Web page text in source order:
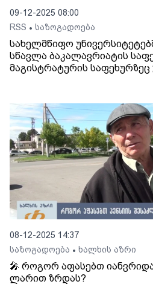
09-12-2025 08:00
RSS • საზოგადოება
სახელმწიფო
სწავლა ბაკალავრიატის
მაგისტრატურის საფეხურზეც
08-12-2025 14:37
საზოგადოება • ხალხის აზრი
🎤 როგორ აფასებთ
ლარით ზრდას?